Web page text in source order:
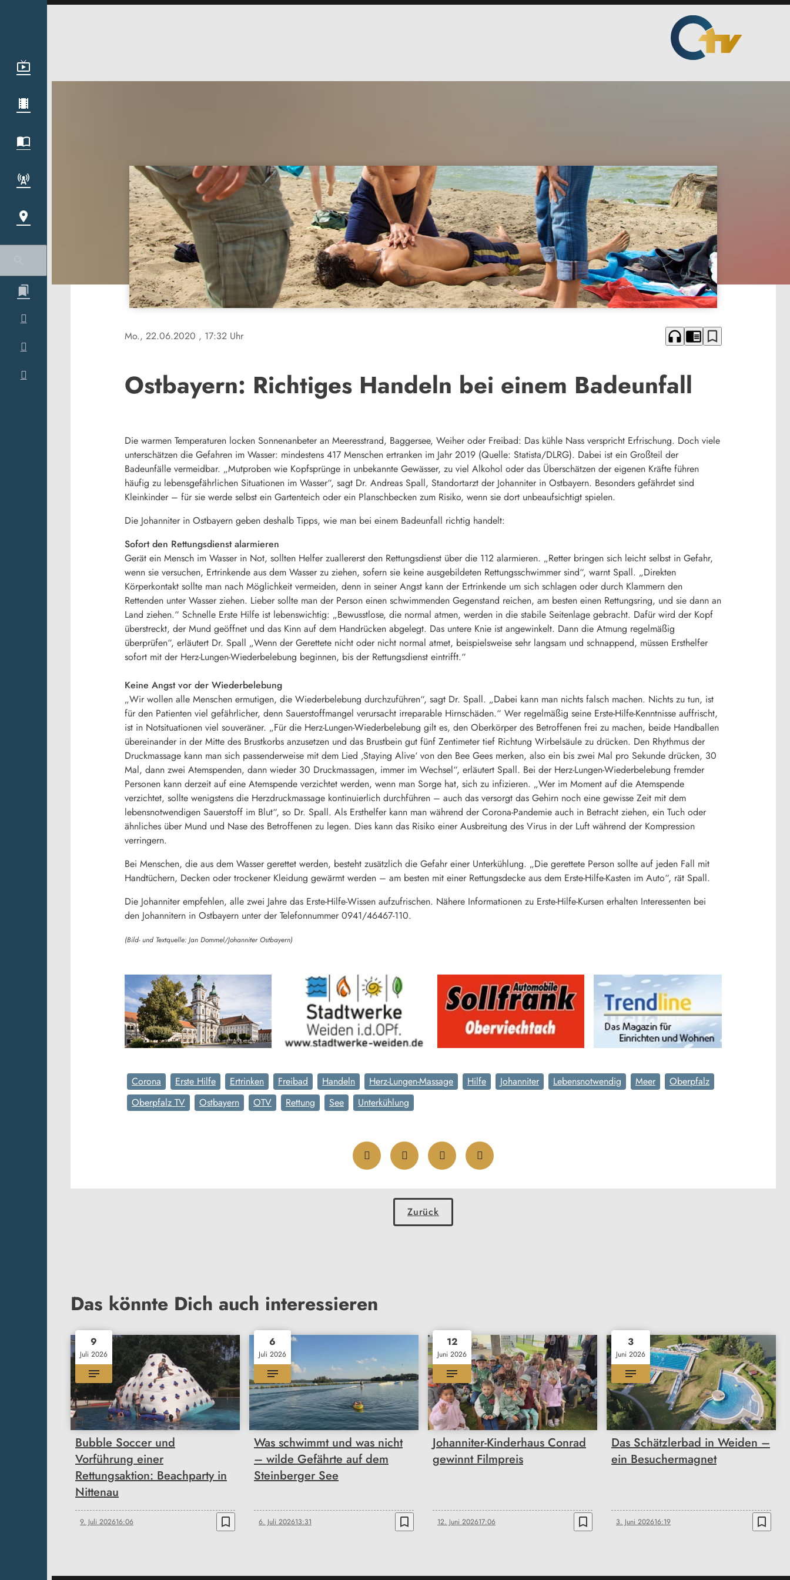
Mo., 22.06.2020 , 17:32 Uhr headphones chrome_reader_mode bookmark_border
Ostbayern: Richtiges Handeln bei einem Badeunfall
Die warmen Temperaturen locken Sonnenanbeter an Meeresstrand, Baggersee, Weiher oder Freibad: Das kühle Nass verspricht Erfrischung. Doch viele
unterschätzen die Gefahren im Wasser: mindestens 417 Menschen ertranken im Jahr 2019 (Quelle: Statista/DLRG). Dabei ist ein Großteil der
Badeunfälle vermeidbar. „Mutproben wie Kopfsprünge in unbekannte Gewässer, zu viel Alkohol oder das Überschätzen der eigenen Kräfte führen
häufig zu lebensgefährlichen Situationen im Wasser“, sagt Dr. Andreas Spall, Standortarzt der Johanniter in Ostbayern. Besonders gefährdet sind
Kleinkinder – für sie werde selbst ein Gartenteich oder ein Planschbecken zum Risiko, wenn sie dort unbeaufsichtigt spielen.
Die Johanniter in Ostbayern geben deshalb Tipps, wie man bei einem Badeunfall richtig handelt:
Sofort den Rettungsdienst alarmieren
Gerät ein Mensch im Wasser in Not, sollten Helfer zuallererst den Rettungsdienst über die 112 alarmieren. „Retter bringen sich leicht selbst in Gefahr,
wenn sie versuchen, Ertrinkende aus dem Wasser zu ziehen, sofern sie keine ausgebildeten Rettungsschwimmer sind“, warnt Spall. „Direkten
Körperkontakt sollte man nach Möglichkeit vermeiden, denn in seiner Angst kann der Ertrinkende um sich schlagen oder durch Klammern den
Rettenden unter Wasser ziehen. Lieber sollte man der Person einen schwimmenden Gegenstand reichen, am besten einen Rettungsring, und sie dann an
Land ziehen.“ Schnelle Erste Hilfe ist lebenswichtig: „Bewusstlose, die normal atmen, werden in die stabile Seitenlage gebracht. Dafür wird der Kopf
überstreckt, der Mund geöffnet und das Kinn auf dem Handrücken abgelegt. Das untere Knie ist angewinkelt. Dann die Atmung regelmäßig
überprüfen“, erläutert Dr. Spall „Wenn der Gerettete nicht oder nicht normal atmet, beispielsweise sehr langsam und schnappend, müssen Ersthelfer
sofort mit der Herz-Lungen-Wiederbelebung beginnen, bis der Rettungsdienst eintrifft.“
Keine Angst vor der Wiederbelebung
„Wir wollen alle Menschen ermutigen, die Wiederbelebung durchzuführen“, sagt Dr. Spall. „Dabei kann man nichts falsch machen. Nichts zu tun, ist
für den Patienten viel gefährlicher, denn Sauerstoffmangel verursacht irreparable Hirnschäden.“ Wer regelmäßig seine Erste-Hilfe-Kenntnisse auffrischt,
ist in Notsituationen viel souveräner. „Für die Herz-Lungen-Wiederbelebung gilt es, den Oberkörper des Betroffenen frei zu machen, beide Handballen
übereinander in der Mitte des Brustkorbs anzusetzen und das Brustbein gut fünf Zentimeter tief Richtung Wirbelsäule zu drücken. Den Rhythmus der
Druckmassage kann man sich passenderweise mit dem Lied ‚Staying Alive‘ von den Bee Gees merken, also ein bis zwei Mal pro Sekunde drücken, 30
Mal, dann zwei Atemspenden, dann wieder 30 Druckmassagen, immer im Wechsel“, erläutert Spall. Bei der Herz-Lungen-Wiederbelebung fremder
Personen kann derzeit auf eine Atemspende verzichtet werden, wenn man Sorge hat, sich zu infizieren. „Wer im Moment auf die Atemspende
verzichtet, sollte wenigstens die Herzdruckmassage kontinuierlich durchführen – auch das versorgt das Gehirn noch eine gewisse Zeit mit dem
lebensnotwendigen Sauerstoff im Blut“, so Dr. Spall. Als Ersthelfer kann man während der Corona-Pandemie auch in Betracht ziehen, ein Tuch oder
ähnliches über Mund und Nase des Betroffenen zu legen. Dies kann das Risiko einer Ausbreitung des Virus in der Luft während der Kompression
verringern.
Bei Menschen, die aus dem Wasser gerettet werden, besteht zusätzlich die Gefahr einer Unterkühlung. „Die gerettete Person sollte auf jeden Fall mit
Handtüchern, Decken oder trockener Kleidung gewärmt werden – am besten mit einer Rettungsdecke aus dem Erste-Hilfe-Kasten im Auto“, rät Spall.
Die Johanniter empfehlen, alle zwei Jahre das Erste-Hilfe-Wissen aufzufrischen. Nähere Informationen zu Erste-Hilfe-Kursen erhalten Interessenten bei
den Johannitern in Ostbayern unter der Telefonnummer 0941/46467-110.
(Bild- und Textquelle: Jan Dommel/Johanniter Ostbayern)
Corona Erste Hilfe Ertrinken Freibad Handeln Herz-Lungen-Massage Hilfe Johanniter Lebensnotwendig Meer
Oberpfalz
Oberpfalz TV
Ostbayern OTV Rettung See Unterkühlung
Zurück
Das könnte Dich auch interessieren
9
Juli 2026
Bubble Soccer und
Vorführung einer
Rettungsaktion: Beachparty in
Nittenau
9. Juli 202616:06 bookmark_border
6
Juli 2026
Was schwimmt und was nicht
– wilde Gefährte auf dem
Steinberger See
6. Juli 202613:31 bookmark_border
12
Juni 2026
Johanniter-Kinderhaus Conrad
gewinnt Filmpreis
12. Juni 202617:06 bookmark_border
3
Juni 2026
Das Schätzlerbad in Weiden –
ein Besuchermagnet
3. Juni 202616:19 bookmark_border